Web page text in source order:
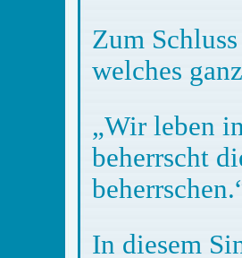
Zum
welches
„Wir leben
beherrscht
In diesem